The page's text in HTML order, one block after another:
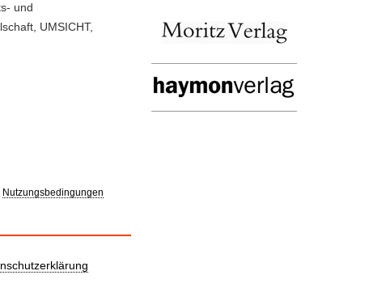
und
UMSICHT,
Nutzungsbedingungen